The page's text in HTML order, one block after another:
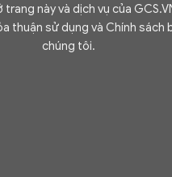
này và dịch vụ của
thuận sử dụng và Chính sách
chúng tôi.